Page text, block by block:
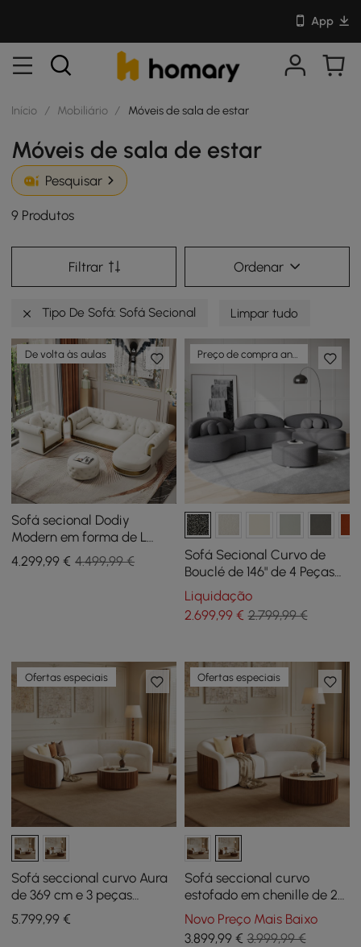
App
Início / Mobiliário / Móveis de sala de estar
Móveis de sala de estar
Pesquisar
9 Produtos
Filtrar Ordenar
Tipo De Sofá: Sofá Secional Limpar tudo
De volta às aulas
Sofá secional Dodiy
Modern em forma de L
branco tufado de 6 lugares
com pufe e travesseiros
4.299,99 € 4.499,99 €
Sofá Secional Curvo de
Bouclé de 146" de 4 Peças
com Otomana e
Almofadas
Liquidação
2.699,99€ 2.799,99 €
Ofertas especiais
Sofá seccional curvo Aura
de 369 cm e 3 peças
estofado em chenille com
luz
5.799,99 €
Ofertas especiais
Sofá seccional curvo
estofado em chenille de 2
peças Aura de 276,86 cm
Novo Preço Mais Baixo
3.899,99€ 3.999,99 €